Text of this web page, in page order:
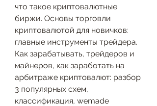
что такое криптовалютные
биржи. Основы торговли
криптовалютой для новичков:
главные инструменты трейдера.
Как зарабатывать, трейдеров и
майнеров, как заработать на
арбитраже криптовалют: разбор
3 популярных схем,
классификация, wemade